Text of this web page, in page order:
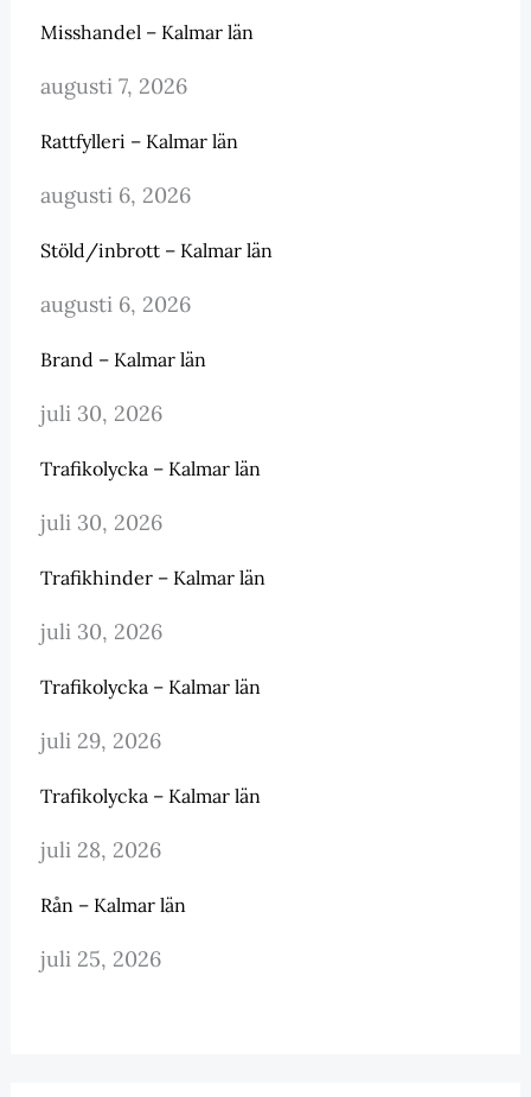
Misshandel – Kalmar län
augusti 7, 2026
Rattfylleri – Kalmar län
augusti 6, 2026
Stöld/inbrott – Kalmar län
augusti 6, 2026
Brand – Kalmar län
juli 30, 2026
Trafikolycka – Kalmar län
juli 30, 2026
Trafikhinder – Kalmar län
juli 30, 2026
Trafikolycka – Kalmar län
juli 29, 2026
Trafikolycka – Kalmar län
juli 28, 2026
Rån – Kalmar län
juli 25, 2026